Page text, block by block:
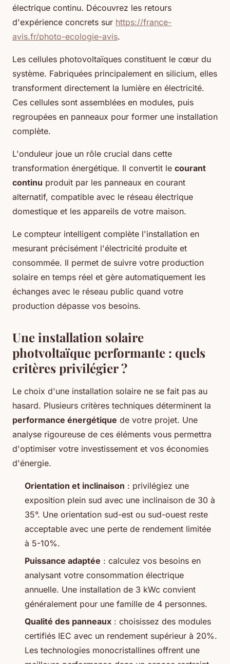
électrique continu. Découvrez les retours
d'expérience concrets sur https://france-
avis.fr/photo-ecologie-avis.
Les cellules photovoltaïques constituent le cœur du
système. Fabriquées principalement en silicium, elles
transforment directement la lumière en électricité.
Ces cellules sont assemblées en modules, puis
regroupées en panneaux pour former une installation
complète.
L'onduleur joue un rôle crucial dans cette
transformation énergétique. Il convertit le courant
continu produit par les panneaux en courant
alternatif, compatible avec le réseau électrique
domestique et les appareils de votre maison.
Le compteur intelligent complète l'installation en
mesurant précisément l'électricité produite et
consommée. Il permet de suivre votre production
solaire en temps réel et gère automatiquement les
échanges avec le réseau public quand votre
production dépasse vos besoins.
Une installation solaire
photvoltaïque performante : quels
critères privilégier ?
Le choix d'une installation solaire ne se fait pas au
hasard. Plusieurs critères techniques déterminent la
performance énergétique de votre projet. Une
analyse rigoureuse de ces éléments vous permettra
d'optimiser votre investissement et vos économies
d'énergie.
Orientation et inclinaison : privilégiez une
exposition plein sud avec une inclinaison de 30 à
35°. Une orientation sud-est ou sud-ouest reste
acceptable avec une perte de rendement limitée
à 5-10%.
Puissance adaptée : calculez vos besoins en
analysant votre consommation électrique
annuelle. Une installation de 3 kWc convient
généralement pour une famille de 4 personnes.
Qualité des panneaux : choisissez des modules
certifiés IEC avec un rendement supérieur à 20%.
Les technologies monocristallines offrent une